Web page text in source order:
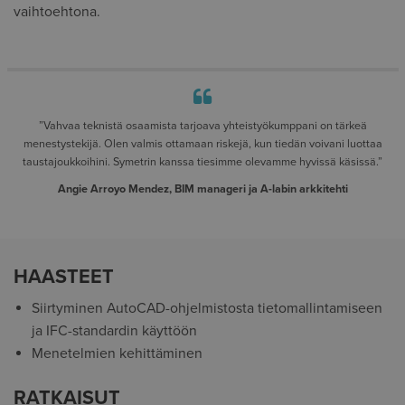
vaihtoehtona.
”Vahvaa teknistä osaamista tarjoava yhteistyökumppani on tärkeä
menestystekijä. Olen valmis ottamaan riskejä, kun tiedän voivani luottaa
taustajoukkoihini. Symetrin kanssa tiesimme olevamme hyvissä käsissä.”
Angie Arroyo Mendez, BIM manageri ja A-labin arkkitehti
HAASTEET
Siirtyminen AutoCAD-ohjelmistosta tietomallintamiseen
ja IFC-standardin käyttöön
Menetelmien kehittäminen
RATKAISUT